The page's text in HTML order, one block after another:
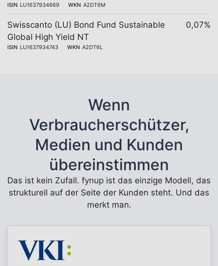
ISIN LU1637934669 WKN A2DT6M
Swisscanto (LU) Bond Fund Sustainable
Global High Yield NT
ISIN LU1637934743 WKN A2DT6L
0,07%
Wenn
Verbraucherschützer,
Medien und Kunden
übereinstimmen
Das ist kein Zufall. fynup ist das einzige Modell, das
strukturell auf der Seite der Kunden steht. Und das
merkt man.